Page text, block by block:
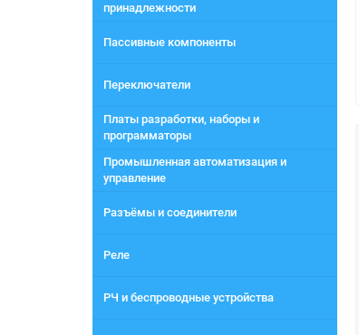
принадлежности
Пассивные компоненты
Переключатели
Платы разработки, наборы и
программаторы
Промышленная автоматизация и
управление
Разъёмы и соединители
Реле
РЧ и беспроводные устройства